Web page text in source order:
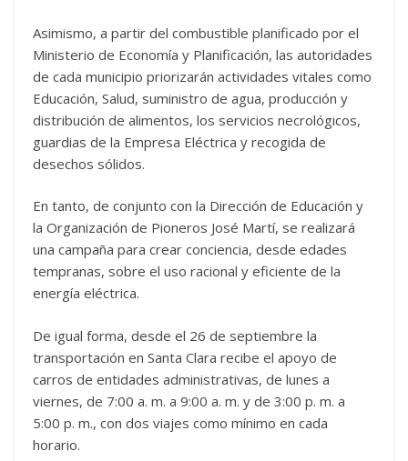
Asimismo, a partir del combustible planificado por el
Ministerio de Economía y Planificación, las autoridades
de cada municipio priorizarán actividades vitales como
Educa­ción, Salud, suministro de agua, producción y
distribución de alimentos, los servicios necrológicos,
guardias de la Empresa Eléctrica y recogida de
desechos sólidos.
En tanto, de conjunto con la Dirección de Educación y
la Organización de Pioneros José Martí, se realizará
una cam­paña para crear conciencia, desde edades
tempranas, sobre el uso racional y eficiente de la
energía eléctrica.
De igual forma, desde el 26 de septiembre la
transporta­ción en Santa Clara recibe el apoyo de
carros de entidades administrativas, de lunes a
viernes, de 7:00 a. m. a 9:00 a. m. y de 3:00 p. m. a
5:00 p. m., con dos viajes como mínimo en cada
horario.